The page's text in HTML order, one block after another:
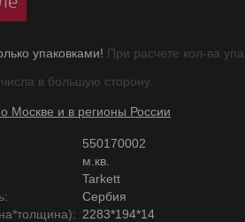
упаковками! При расчете кол-ва
в большую сторону.
Москве и в регионы России
550170002
м.кв.
Tarkett
Сербия
2283*194*14